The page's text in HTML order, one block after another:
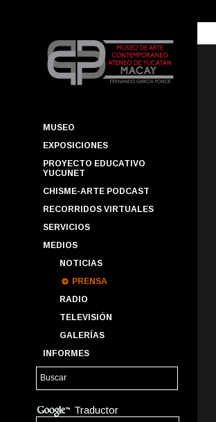
MUSEO
EXPOSICIONES
PROYECTO EDUCATIVO
YUCUNET
CHISME-ARTE PODCAST
RECORRIDOS VIRTUALES
SERVICIOS
MEDIOS
NOTICIAS
PRENSA
RADIO
TELEVISIÓN
GALERÍAS
INFORMES
Traductor